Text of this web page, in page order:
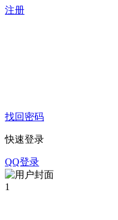
注册
找回密码
快速登录
QQ登录
1